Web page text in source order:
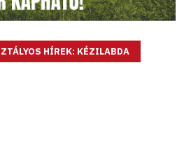
HÍREK: KÉZILABDA